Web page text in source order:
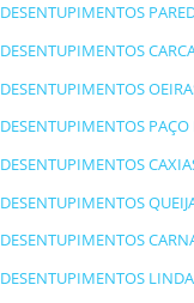
DESENTUPIMENTOS
DESENTUPIMENTOS
DESENTUPIMENTOS
DESENTUPIMENTOS PAÇO
DESENTUPIMENTOS
DESENTUPIMENTOS
DESENTUPIMENTOS
DESENTUPIMENTOS